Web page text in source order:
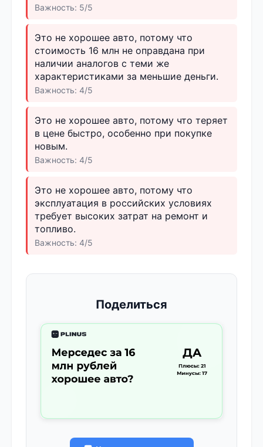
Важность: 5/5
Это не хорошее авто, потому что
стоимость 16 млн не оправдана при
наличии аналогов с теми же
характеристиками за меньшие деньги.
Важность: 4/5
Это не хорошее авто, потому что теряет
в цене быстро, особенно при покупке
новым.
Важность: 4/5
Это не хорошее авто, потому что
эксплуатация в российских условиях
требует высоких затрат на ремонт и
топливо.
Важность: 4/5
Поделиться